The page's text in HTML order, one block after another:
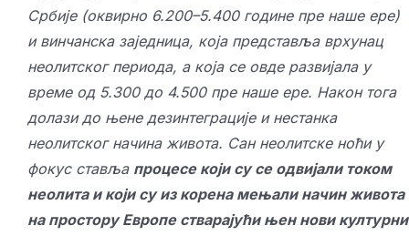
Србије (оквирно 6.200–5.400 године пре наше ере)
и винчанска заједница, која представља врхунац
неолитског периода, а која се овде развијала у
време од 5.300 до 4.500 пре наше ере. Након тога
долази до њене дезинтеграције и нестанка
неолитског начина живота. Сан неолитске ноћи у
фокус ставља процесе који су се одвијали током
неолита и који су из корена мењали начин живота
на простору Европе стварајући њен нови културни